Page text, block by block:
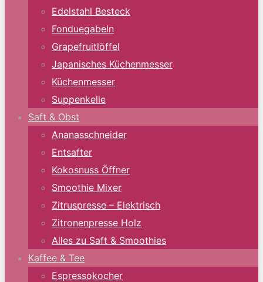
Edelstahl Besteck
Fonduegabeln
Grapefruitlöffel
Japanisches Küchenmesser
Küchenmesser
Suppenkelle
Saft & Obst
Ananasschneider
Entsafter
Kokosnuss Öffner
Smoothie Mixer
Zitruspresse – Elektrisch
Zitronenpresse Holz
Alles zu Saft & Smoothies
Kaffee & Tee
Espressokocher